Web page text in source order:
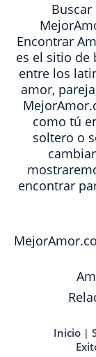
Buscar
Encontrar
es el sitio de
entre los
amor,
como tú
soltero o
encontrar
Inicio |